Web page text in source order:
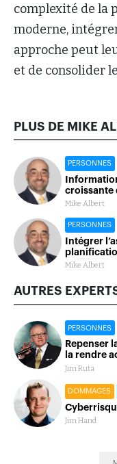
complexité de la
moderne,
approche peut
et de consolider
PLUS DE MIKE
PERSONNES
croissante
Mike Albert
PERSONNES
Intégrer
Mike Albert
AUTRES
PERSONNES
Repenser
la rendre
Jim Ruta
DOMMAGES
Jim Hand